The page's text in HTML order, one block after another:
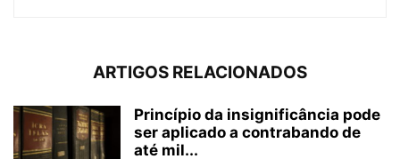
ARTIGOS RELACIONADOS
Princípio da insignificância pode
ser aplicado a contrabando de
até mil...